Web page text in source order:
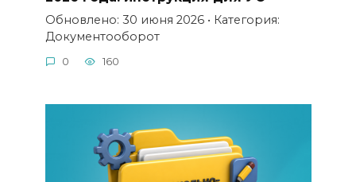
Обновлено: 30 июня 2026 • Категория:
Документооборот
0 160